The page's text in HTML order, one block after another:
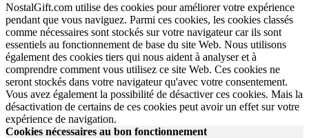
NostalGift.com utilise des cookies pour améliorer votre expérience
pendant que vous naviguez. Parmi ces cookies, les cookies classés
comme nécessaires sont stockés sur votre navigateur car ils sont
essentiels au fonctionnement de base du site Web. Nous utilisons
également des cookies tiers qui nous aident à analyser et à
comprendre comment vous utilisez ce site Web. Ces cookies ne
seront stockés dans votre navigateur qu'avec votre consentement.
Vous avez également la possibilité de désactiver ces cookies. Mais la
désactivation de certains de ces cookies peut avoir un effet sur votre
expérience de navigation.
Cookies nécessaires au bon fonctionnement